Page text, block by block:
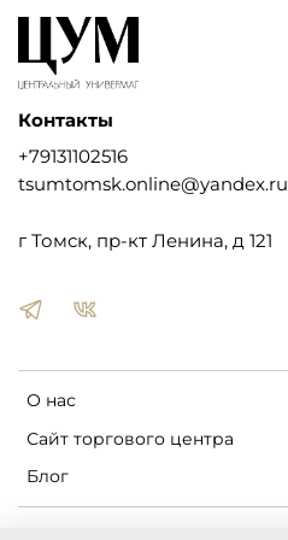
О нас
Сайт торгового центра
Блог
Контакты
+79131102516
tsumtomsk.online@yandex.ru
г Томск, пр-кт Ленина, д 121